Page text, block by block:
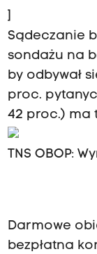
]
Sądeczanie
sondażu na
by odbywał
proc.
42 proc.) ma
TNS OBOP:
Darmowe
bezpłatna